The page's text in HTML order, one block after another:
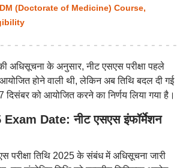
DM (Doctorate of Medicine) Course,
अधिसूचना के अनुसार, नीट एसएस परीक्षा पहले
होने वाली थी, लेकिन अब तिथि बदल दी गई
दिसंबर को आयोजित करने का निर्णय लिया गया है।
Date: नीट एसएस इंफॉर्मेशन
परीक्षा तिथि 2025 के संबंध में अधिसूचना जारी